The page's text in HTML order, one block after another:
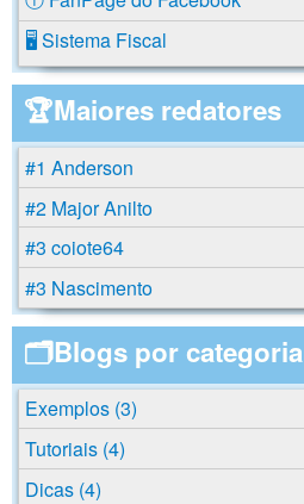
🖥️ Sistema Fiscal
🏆Maiores redatores
#1 Anderson
#2 Major Anilto
#3 coiote64
#3 Nascimento
🗂️Blogs por categoria
Exemplos (3)
Tutoriais (4)
Dicas (4)